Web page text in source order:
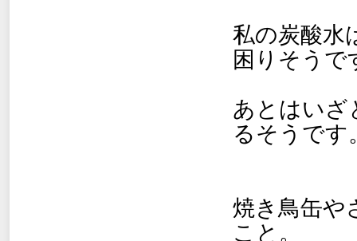
私の炭酸水
困りそうで
あとはいざ
るそうです
焼き鳥缶や
こと。